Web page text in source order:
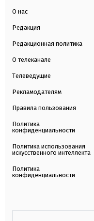
О нас
Редакция
Редакционная политика
О телеканале
Телеведущие
Рекламодателям
Правила пользования
Политика
конфиденциальности
Политика использования
искусственного интеллекта
Политика
конфиденциальности